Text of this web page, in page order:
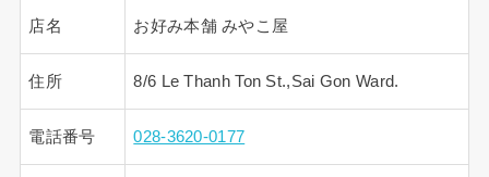
店名 お好み本舗 みやこ屋
住所 8/6 Le Thanh Ton St.,Sai Gon Ward.
電話番号 028-3620-0177